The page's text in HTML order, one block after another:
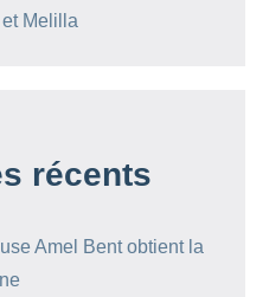
Melilla
récents
Amel Bent obtient la